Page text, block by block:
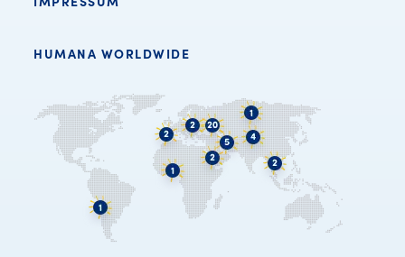
HUMANA WORLDWIDE